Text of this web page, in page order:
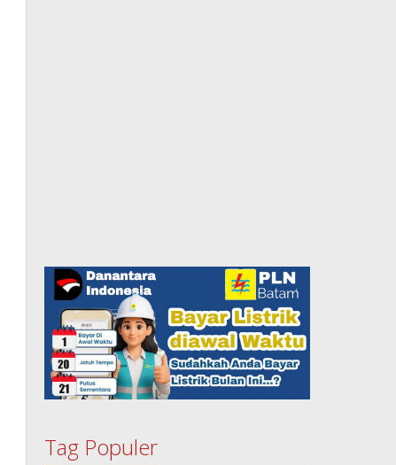
Tag Populer